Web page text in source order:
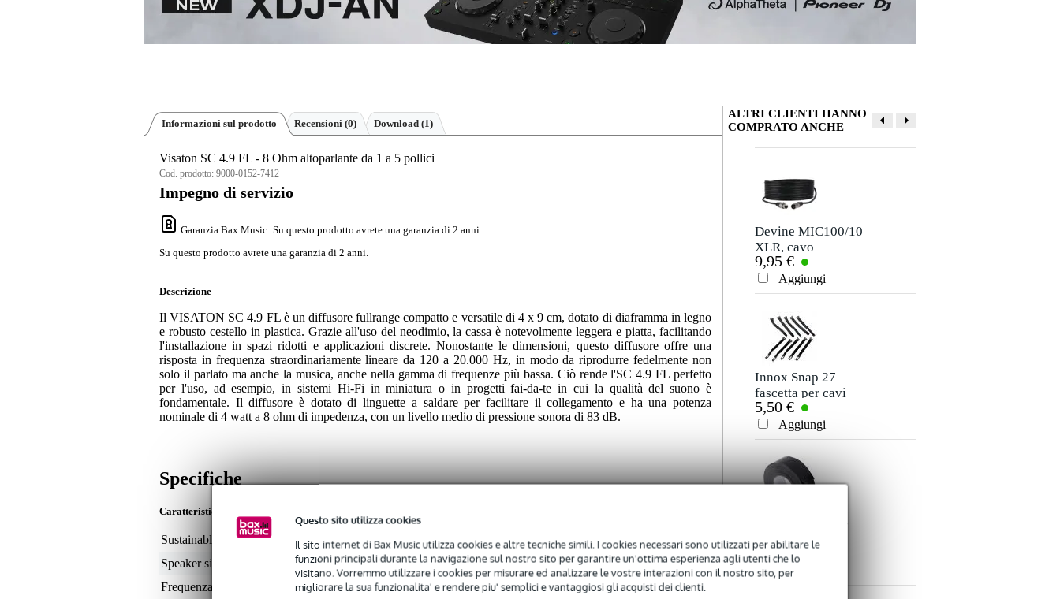
Questo sito utilizza cookies
Il sito internet di Bax Music utilizza cookies e altre tecniche simili. I cookies necessari sono utilizzati per abilitare le
funzioni principali durante la navigazione sul nostro sito per garantire un'ottima esperienza agli utenti che lo
visitano. Vorremmo utilizzare i cookies per misurare ed analizzare le vostre interazioni con il nostro sito, per
migliorare la sua funzionalita' e rendere piu' semplici e vantaggiosi gli acquisti dei clienti.
Informazioni sul prodotto Recensioni (0) Download (1)
Visaton SC 4.9 FL - 8 Ohm altoparlante da 1 a 5 pollici
Cod. prodotto: 9000-0152-7412
Impegno di servizio
Garanzia Bax Music: Su questo prodotto avrete una garanzia di 2 anni.
Su questo prodotto avrete una garanzia di 2 anni.
Descrizione
Il VISATON SC 4.9 FL è un diffusore fullrange compatto e versatile di 4 x 9 cm, dotato di diaframma in legno
e robusto cestello in plastica. Grazie all'uso del neodimio, la cassa è notevolmente leggera e piatta, facilitando
l'installazione in spazi ridotti e applicazioni discrete. Nonostante le dimensioni, questo diffusore offre una
risposta in frequenza straordinariamente lineare da 120 a 20.000 Hz, in modo da riprodurre fedelmente non
solo il parlato ma anche la musica, anche nella gamma di frequenze più bassa. Ciò rende l'SC 4.9 FL perfetto
per l'uso, ad esempio, in sistemi Hi-Fi in miniatura o in progetti fai-da-te in cui la qualità del suono è
fondamentale. Il diffusore è dotato di linguette a saldare per facilitare il collegamento e ha una potenza
nominale di 4 watt a 8 ohm di impedenza, con un livello medio di pressione sonora di 83 dB.
Specifiche
Caratteristiche
Sustainable product
not specified
Speaker size (inches)
oval
Frequenza minima
100 - 149 Hz
Soprannome
Valutazione
Inviare
Non ci sono ancora recensioni per questo prodotto.
ALTRI CLIENTI HANNO
COMPRATO ANCHE
Devine MIC100/10
XLR, cavo
microfono e
segnale, 10 m
9,95 €
Aggiungi
Innox Snap 27
fascetta per cavi
sottile e nera con
chiusure a strappo
(10 pezzi)
5,50 €
Aggiungi
01-BK Nastro
Gaffa 50 mm x 50
m nero
9,50 €
Aggiungi